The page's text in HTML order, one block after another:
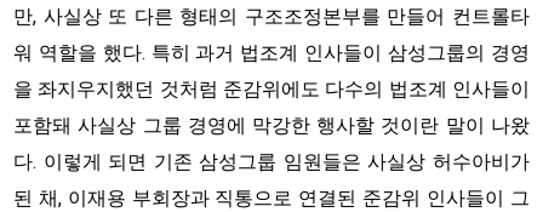
만, 사실상 또 다른 형태의 구조조정본부를 만들어 컨트롤타
워 역할을 했다. 특히 과거 법조계 인사들이 삼성그룹의 경영
을 좌지우지했던 것처럼 준감위에도 다수의 법조계 인사들이
포함돼 사실상 그룹 경영에 막강한 행사할 것이란 말이 나왔
다. 이렇게 되면 기존 삼성그룹 임원들은 사실상 허수아비가
된 채, 이재용 부회장과 직통으로 연결된 준감위 인사들이 그